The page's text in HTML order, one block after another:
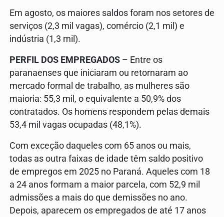
Em agosto, os maiores saldos foram nos setores de
serviços (2,3 mil vagas), comércio (2,1 mil) e
indústria (1,3 mil).
PERFIL DOS EMPREGADOS – Entre os
paranaenses que iniciaram ou retornaram ao
mercado formal de trabalho, as mulheres são
maioria: 55,3 mil, o equivalente a 50,9% dos
contratados. Os homens respondem pelas demais
53,4 mil vagas ocupadas (48,1%).
Com exceção daqueles com 65 anos ou mais,
todas as outra faixas de idade têm saldo positivo
de empregos em 2025 no Paraná. Aqueles com 18
a 24 anos formam a maior parcela, com 52,9 mil
admissões a mais do que demissões no ano.
Depois, aparecem os empregados de até 17 anos